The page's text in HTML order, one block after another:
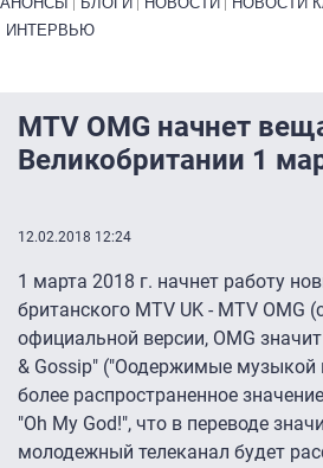
ИНТЕРВЬЮ
MTV OMG начнет
Великобритании 1
12.02.2018 12:24
1 марта 2018 г. начнет работу
британского MTV UK - MTV OMG
официальной версии, OMG
& Gossip" ("Оодержимые музыкой
более распространенное
"Oh My God!", что в переводе
молодежный телеканал будет